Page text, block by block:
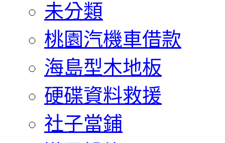
未分類
桃園汽機車借款
海島型木地板
硬碟資料救援
社子當鋪